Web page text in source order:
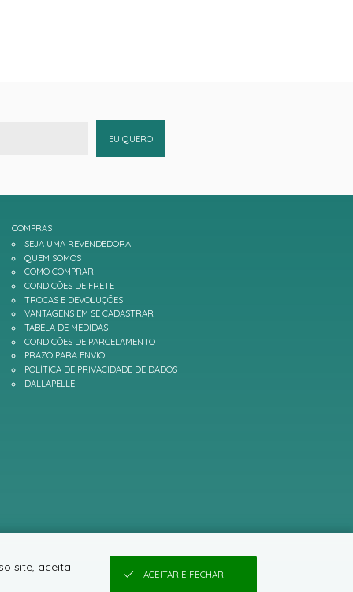
EU QUERO
COMPRAS
SEJA UMA REVENDEDORA
QUEM SOMOS
COMO COMPRAR
CONDIÇÕES DE FRETE
TROCAS E DEVOLUÇÕES
VANTAGENS EM SE CADASTRAR
TABELA DE MEDIDAS
CONDIÇÕES DE PARCELAMENTO
PRAZO PARA ENVIO
POLÍTICA DE PRIVACIDADE DE DADOS
DALLAPELLE
site, aceita
ACEITAR E FECHAR